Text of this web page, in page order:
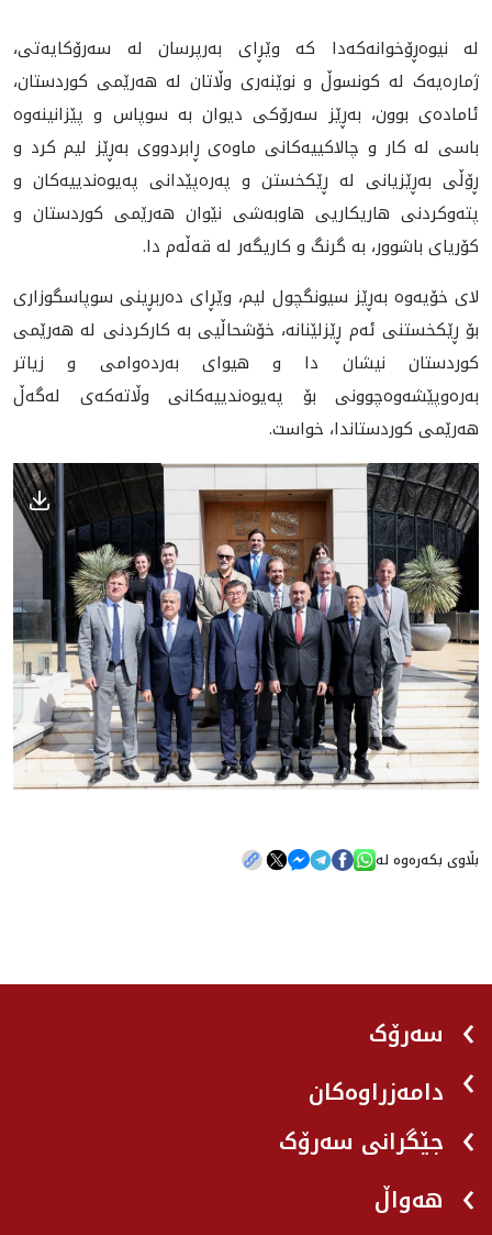
لە نیوەڕۆخوانەکەدا کە وێڕای بەرپرسان لە سەرۆکایەتی،
ژمارەیەک لە کونسوڵ و نوێنەری وڵاتان لە هەرێمی کوردستان،
ئامادەی بوون، بەڕێز سەرۆکی دیوان بە سوپاس و پێزانینەوە
باسی لە کار و چالاکییەکانی ماوەی ڕابردووی بەڕێز لیم کرد و
ڕۆڵی بەڕێزیانی لە ڕێکخستن و پەرەپێدانی پەیوەندییەکان و
پتەوکردنی هاریکاریی هاوبەشی نێوان هەرێمی کوردستان و
کۆریای باشوور، بە گرنگ و کاریگەر لە قەڵەم دا.
لای خۆیەوە بەڕێز سیونگچول لیم، وێڕای دەربڕینی سوپاسگوزاری
بۆ ڕێکخستنی ئەم ڕێزلێنانە، خۆشحاڵیی بە کارکردنی لە هەرێمی
کوردستان نیشان دا و هیوای بەردەوامی و زیاتر
بەرەوپێشەوەچوونی بۆ پەیوەندییەکانی وڵاتەکەی لەگەڵ
هەرێمی کوردستاندا، خواست.
بڵاوی بکەرەوە لە
سەرۆک
دامەزراوەکان
جێگرانی سه‌رۆک
هه‌واڵ